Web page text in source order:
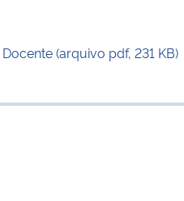
(arquivo pdf, 231 KB)